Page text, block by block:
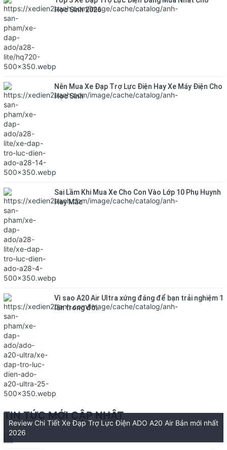
Học Sinh 2026
Nên Mua Xe Đạp Trợ Lực Điện Hay Xe Máy Điện Cho
Học Sinh
Sai Lầm Khi Mua Xe Cho Con Vào Lớp 10 Phụ Huynh
Hay Mắc
Vì sao A20 Air Ultra xứng đáng để bạn trải nghiệm 1
lần trong đời.
TIN TỨC MỚI CẬP NHẬT
Review Chi Tiết Xe Đạp Trợ Lực Điện ADO A20 Air Bản mới nhất
2026